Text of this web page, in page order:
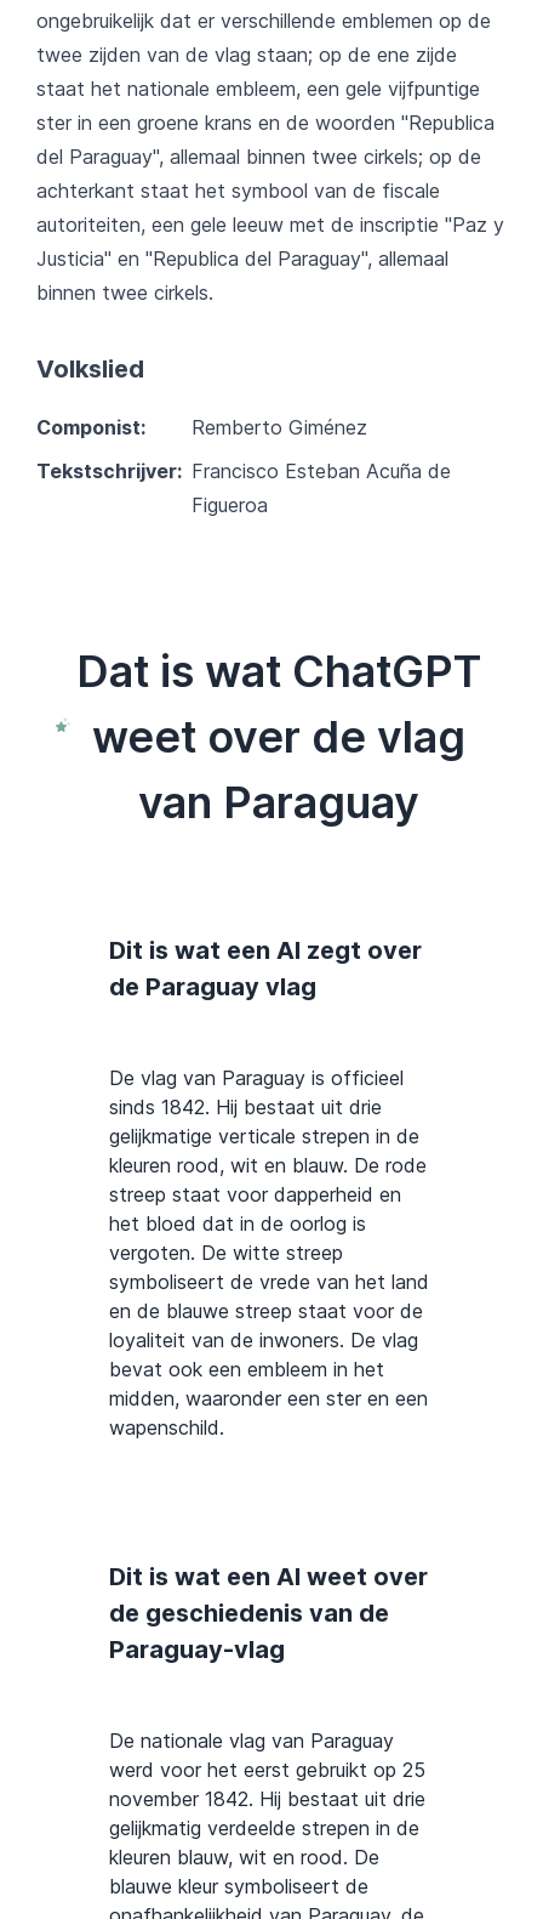
ongebruikelijk dat er verschillende emblemen op de
twee zijden van de vlag staan; op de ene zijde
staat het nationale embleem, een gele vijfpuntige
ster in een groene krans en de woorden "Republica
del Paraguay", allemaal binnen twee cirkels; op de
achterkant staat het symbool van de fiscale
autoriteiten, een gele leeuw met de inscriptie "Paz y
Justicia" en "Republica del Paraguay", allemaal
binnen twee cirkels.
Volkslied
Componist:
Remberto Giménez
Tekstschrijver: Francisco Esteban Acuña de
Figueroa
Dat is wat ChatGPT
weet over de vlag
van Paraguay
Dit is wat een AI zegt over
de Paraguay vlag
De vlag van Paraguay is officieel
sinds 1842. Hij bestaat uit drie
gelijkmatige verticale strepen in de
kleuren rood, wit en blauw. De rode
streep staat voor dapperheid en
het bloed dat in de oorlog is
vergoten. De witte streep
symboliseert de vrede van het land
en de blauwe streep staat voor de
loyaliteit van de inwoners. De vlag
bevat ook een embleem in het
midden, waaronder een ster en een
wapenschild.
Dit is wat een AI weet over
de geschiedenis van de
Paraguay-vlag
De nationale vlag van Paraguay
werd voor het eerst gebruikt op 25
november 1842. Hij bestaat uit drie
gelijkmatig verdeelde strepen in de
kleuren blauw, wit en rood. De
blauwe kleur symboliseert de